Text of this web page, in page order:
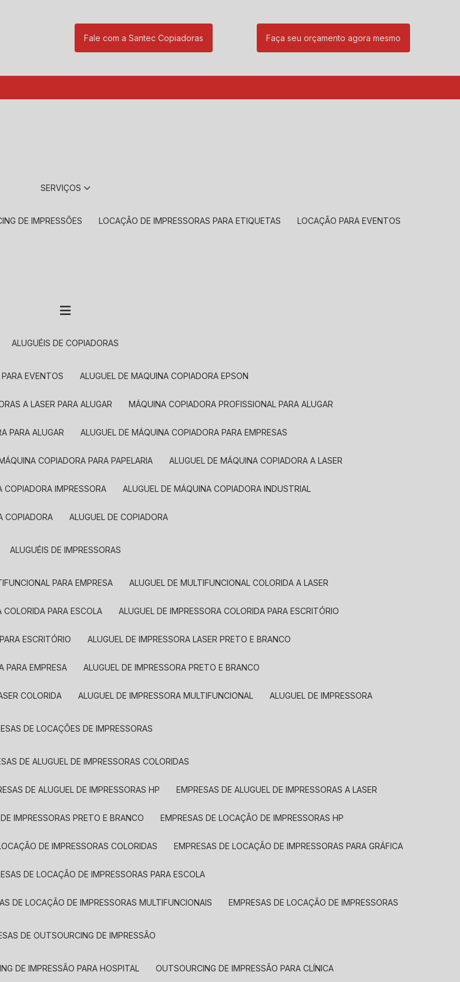
Fale com a Santec Copiadoras Faça seu orçamento agora mesmo
SERVIÇOS
DE IMPRESSÕES LOCAÇÃO DE IMPRESSORAS PARA ETIQUETAS LOCAÇÃO PARA EVENTOS
ALUGUÉIS DE COPIADORAS
PARA EVENTOS ALUGUEL DE MAQUINA COPIADORA EPSON
A LASER PARA ALUGAR MÁQUINA COPIADORA PROFISSIONAL PARA ALUGAR
PARA ALUGAR ALUGUEL DE MÁQUINA COPIADORA PARA EMPRESAS
MÁQUINA COPIADORA PARA PAPELARIA ALUGUEL DE MÁQUINA COPIADORA A LASER
COPIADORA IMPRESSORA ALUGUEL DE MÁQUINA COPIADORA INDUSTRIAL
COPIADORA ALUGUEL DE COPIADORA
ALUGUÉIS DE IMPRESSORAS
PARA EMPRESA ALUGUEL DE MULTIFUNCIONAL COLORIDA A LASER
COLORIDA PARA ESCOLA ALUGUEL DE IMPRESSORA COLORIDA PARA ESCRITÓRIO
ESCRITÓRIO ALUGUEL DE IMPRESSORA LASER PRETO E BRANCO
PARA EMPRESA ALUGUEL DE IMPRESSORA PRETO E BRANCO
COLORIDA ALUGUEL DE IMPRESSORA MULTIFUNCIONAL ALUGUEL DE IMPRESSORA
DE LOCAÇÕES DE IMPRESSORAS
DE ALUGUEL DE IMPRESSORAS COLORIDAS
DE ALUGUEL DE IMPRESSORAS HP EMPRESAS DE ALUGUEL DE IMPRESSORAS A LASER
IMPRESSORAS PRETO E BRANCO EMPRESAS DE LOCAÇÃO DE IMPRESSORAS HP
DE IMPRESSORAS COLORIDAS EMPRESAS DE LOCAÇÃO DE IMPRESSORAS PARA GRÁFICA
DE LOCAÇÃO DE IMPRESSORAS PARA ESCOLA
DE LOCAÇÃO DE IMPRESSORAS MULTIFUNCIONAIS EMPRESAS DE LOCAÇÃO DE IMPRESSORAS
DE OUTSOURCING DE IMPRESSÃO
DE IMPRESSÃO PARA HOSPITAL OUTSOURCING DE IMPRESSÃO PARA CLÍNICA